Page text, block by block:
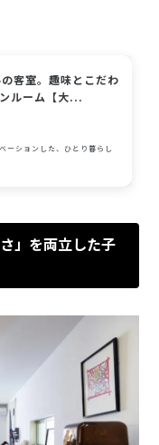
客室。趣味とこだわ
ルーム【大...
ーションした、ひとり暮らし
」を両立した子